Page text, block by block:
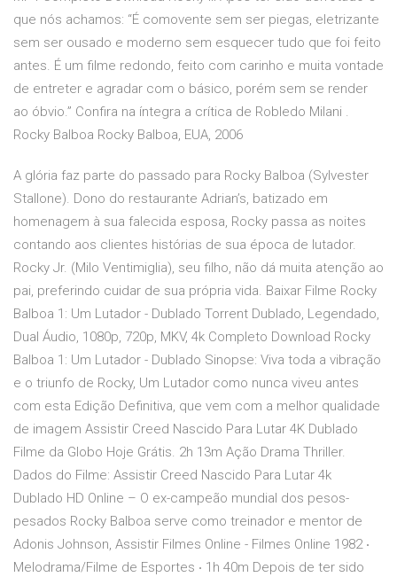
que nós achamos: “É comovente sem ser piegas, eletrizante
sem ser ousado e moderno sem esquecer tudo que foi feito
antes. É um filme redondo, feito com carinho e muita vontade
de entreter e agradar com o básico, porém sem se render
ao óbvio.” Confira na íntegra a crítica de Robledo Milani .
Rocky Balboa Rocky Balboa, EUA, 2006
A glória faz parte do passado para Rocky Balboa (Sylvester
Stallone). Dono do restaurante Adrian’s, batizado em
homenagem à sua falecida esposa, Rocky passa as noites
contando aos clientes histórias de sua época de lutador.
Rocky Jr. (Milo Ventimiglia), seu filho, não dá muita atenção ao
pai, preferindo cuidar de sua própria vida. Baixar Filme Rocky
Balboa 1: Um Lutador - Dublado Torrent Dublado, Legendado,
Dual Áudio, 1080p, 720p, MKV, 4k Completo Download Rocky
Balboa 1: Um Lutador - Dublado Sinopse: Viva toda a vibração
e o triunfo de Rocky, Um Lutador como nunca viveu antes
com esta Edição Definitiva, que vem com a melhor qualidade
de imagem Assistir Creed Nascido Para Lutar 4K Dublado
Filme da Globo Hoje Grátis. 2h 13m Ação Drama Thriller.
Dados do Filme: Assistir Creed Nascido Para Lutar 4k
Dublado HD Online – O ex-campeão mundial dos pesos-
pesados Rocky Balboa serve como treinador e mentor de
Adonis Johnson, Assistir Filmes Online - Filmes Online 1982 ‧
Melodrama/Filme de Esportes ‧ 1h 40m Depois de ter sido